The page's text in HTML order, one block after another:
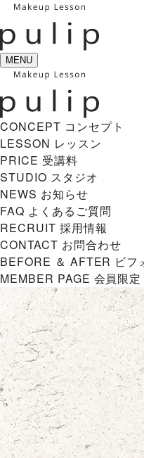
MENU
CONCEPT コンセプト
LESSON レッスン
PRICE 受講料
STUDIO スタジオ
NEWS お知らせ
FAQ よくあるご質問
RECRUIT 採用情報
CONTACT お問合わせ
BEFORE ＆ AFTER ビフ
MEMBER PAGE 会員限定